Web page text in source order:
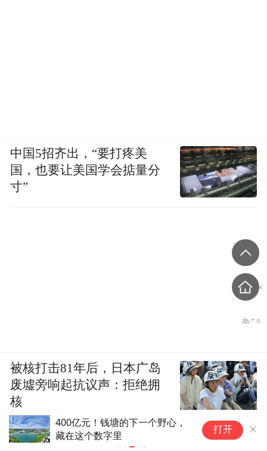
惠科股份有限公司关于新增募集资金专户
并签订募集资金三方监管协议的公告
打开
中国5招齐出，“要打疼美
国，也要让美国学会掂量分
寸”
被核打击81年后，日本广岛
废墟旁响起抗议声：拒绝拥
核